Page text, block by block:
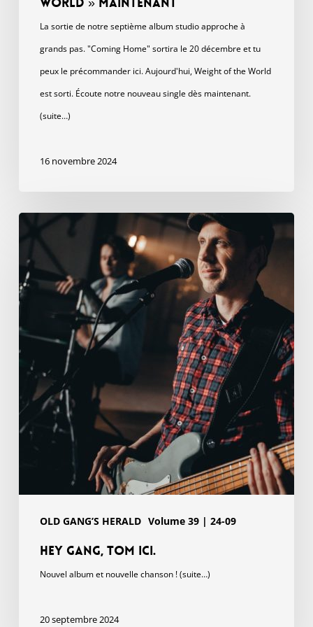
La sortie de notre septième album studio approche à
grands pas. "Coming Home" sortira le 20 décembre et tu
peux le précommander ici. Aujourd'hui, Weight of the World
est sorti. Écoute notre nouveau single dès maintenant.
(suite…)
16 novembre 2024
OLD GANG’S HERALD Volume 39 | 24-09
gang,
Tom
ici.
Hey gang, Tom ici.
Nouvel album et nouvelle chanson ! (suite…)
20 septembre 2024